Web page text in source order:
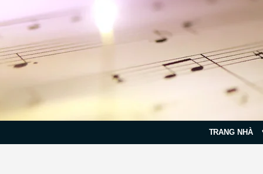
TRANG NHÀ